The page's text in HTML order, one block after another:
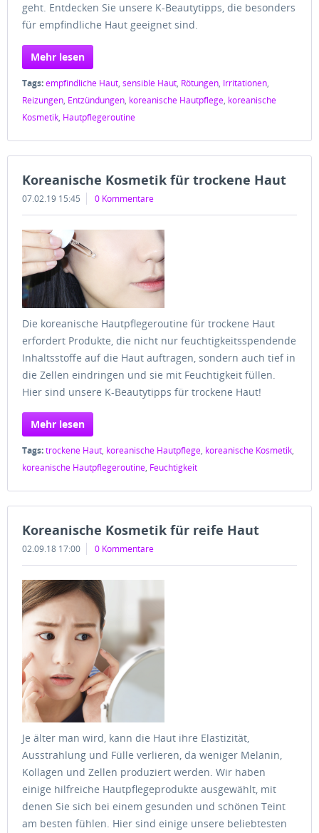
geht. Entdecken Sie unsere K-Beautytipps, die besonders
für empfindliche Haut geeignet sind.
Mehr lesen
Tags:empfindliche Haut, sensible Haut, Rötungen, Irritationen,
Reizungen, Entzündungen, koreanische Hautpflege, koreanische
Kosmetik, Hautpflegeroutine
Koreanische Kosmetik für trockene Haut
07.02.19 15:45 0 Kommentare
Die koreanische Hautpflegeroutine für trockene Haut
erfordert Produkte, die nicht nur feuchtigkeitsspendende
Inhaltsstoffe auf die Haut auftragen, sondern auch tief in
die Zellen eindringen und sie mit Feuchtigkeit füllen.
Hier sind unsere K-Beautytipps für trockene Haut!
Mehr lesen
Tags:trockene Haut, koreanische Hautpflege, koreanische Kosmetik,
koreanische Hautpflegeroutine, Feuchtigkeit
Koreanische Kosmetik für reife Haut
02.09.18 17:00 0 Kommentare
Je älter man wird, kann die Haut ihre Elastizität,
Ausstrahlung und Fülle verlieren, da weniger Melanin,
Kollagen und Zellen produziert werden. Wir haben
einige hilfreiche Hautpflegeprodukte ausgewählt, mit
denen Sie sich bei einem gesunden und schönen Teint
am besten fühlen. Hier sind einige unsere beliebtesten